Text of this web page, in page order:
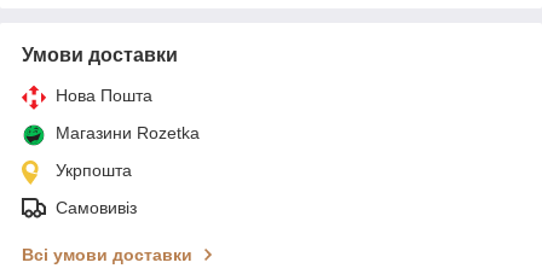
Умови доставки
Нова Пошта
Магазини Rozetka
Укрпошта
Самовивіз
Всі умови доставки